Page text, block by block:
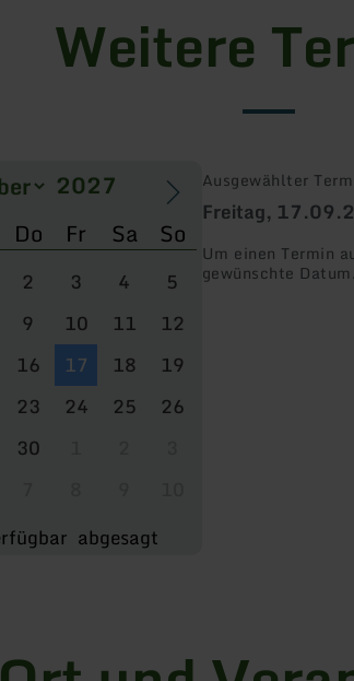
Weitere
Do Fr Sa So
2 3 4
5
9 10 11
12
16 17 18
19
23 24 25
26
30
abgesagt
Ausgewählter
Freitag,
Um einen Termin
gewünschte Datum.